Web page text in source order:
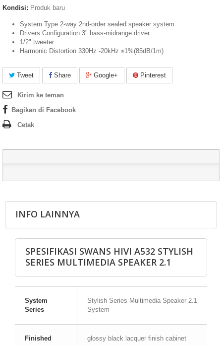
Kondisi: Produk baru
System Type 2-way 2nd-order sealed speaker system
Drivers Configuration 3" bass-midrange driver
1/2" tweeter
Harmonic Distortion 330Hz -20kHz ≤1%(85dB/1m)
Tweet Share Google+ Pinterest
Kirim ke teman
Bagikan di Facebook
Cetak
INFO LAINNYA
SPESIFIKASI SWANS HIVI A532 STYLISH
SERIES MULTIMEDIA SPEAKER 2.1
System
Series
Stylish Series Multimedia Speaker 2.1
System
Finished glossy black lacquer finish cabinet